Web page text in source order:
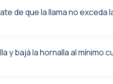
de que la llama no
y bajá la hornalla al mínimo